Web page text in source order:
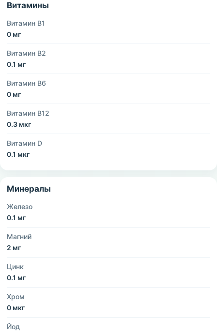
Витамины
Витамин B1
0 мг
Витамин B2
0.1 мг
Витамин B6
0 мг
Витамин B12
0.3 мкг
Витамин D
0.1 мкг
Минералы
Железо
0.1 мг
Магний
2 мг
Цинк
0.1 мг
Хром
0 мкг
Йод